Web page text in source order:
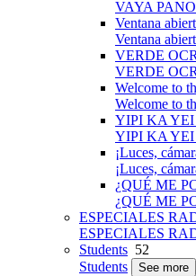
VAYA
Ventana
Ventana
VERDE
VERDE
Welcome to
Welcome to
YIPI KA
YIPI KA
¡Luces,
¡Luces,
¿QUÉ ME
¿QUÉ ME
ESPECIALES
ESPECIALES
Students 52
Students
See more